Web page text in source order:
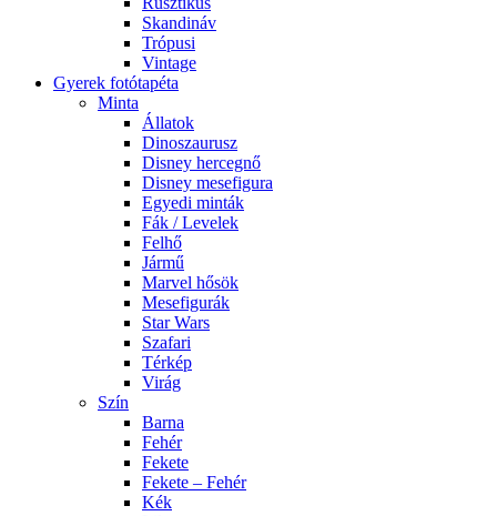
Skandináv
Trópusi
Vintage
Gyerek fotótapéta
Minta
Állatok
Dinoszaurusz
Disney hercegnő
Disney mesefigura
Egyedi minták
Fák / Levelek
Felhő
Jármű
Marvel hősök
Mesefigurák
Star Wars
Szafari
Térkép
Virág
Szín
Barna
Fehér
Fekete
Fekete – Fehér
Kék